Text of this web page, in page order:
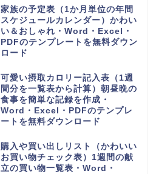
家族の予定表（1か月単位の年間
スケジュールカレンダー）かわい
い＆おしゃれ・Word・Excel・
PDFのテンプレートを無料ダウン
ロード
可愛い摂取カロリー記入表（1週
間分を一覧表から計算）朝昼晩の
食事を簡単な記録を作成・
Word・Excel・PDFのテンプレ
ートを無料ダウンロード
購入や買い出しリスト（かわいい
お買い物チェック表）1週間の献
立の買い物一覧表・Word・